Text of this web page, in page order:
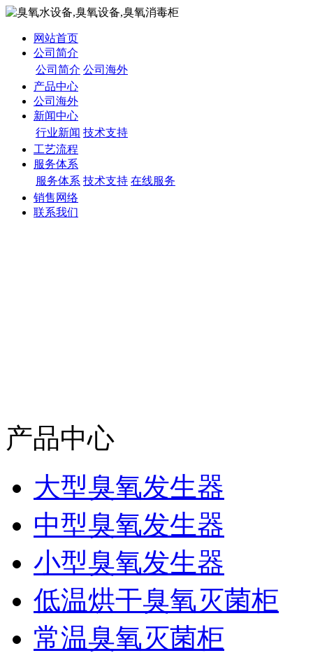
网站首页
公司简介
公司简介 公司海外
产品中心
公司海外
新闻中心
行业新闻 技术支持
工艺流程
服务体系
服务体系 技术支持 在线服务
销售网络
联系我们
产品中心
大型臭氧发生器
中型臭氧发生器
小型臭氧发生器
低温烘干臭氧灭菌柜
常温臭氧灭菌柜